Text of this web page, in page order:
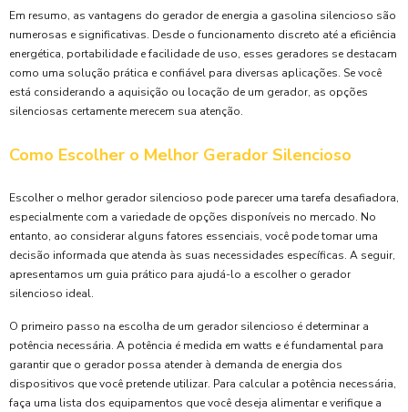
Em resumo, as vantagens do gerador de energia a gasolina silencioso são
numerosas e significativas. Desde o funcionamento discreto até a eficiência
energética, portabilidade e facilidade de uso, esses geradores se destacam
como uma solução prática e confiável para diversas aplicações. Se você
está considerando a aquisição ou locação de um gerador, as opções
silenciosas certamente merecem sua atenção.
Como Escolher o Melhor Gerador Silencioso
Escolher o melhor gerador silencioso pode parecer uma tarefa desafiadora,
especialmente com a variedade de opções disponíveis no mercado. No
entanto, ao considerar alguns fatores essenciais, você pode tomar uma
decisão informada que atenda às suas necessidades específicas. A seguir,
apresentamos um guia prático para ajudá-lo a escolher o gerador
silencioso ideal.
O primeiro passo na escolha de um gerador silencioso é determinar a
potência necessária. A potência é medida em watts e é fundamental para
garantir que o gerador possa atender à demanda de energia dos
dispositivos que você pretende utilizar. Para calcular a potência necessária,
faça uma lista dos equipamentos que você deseja alimentar e verifique a